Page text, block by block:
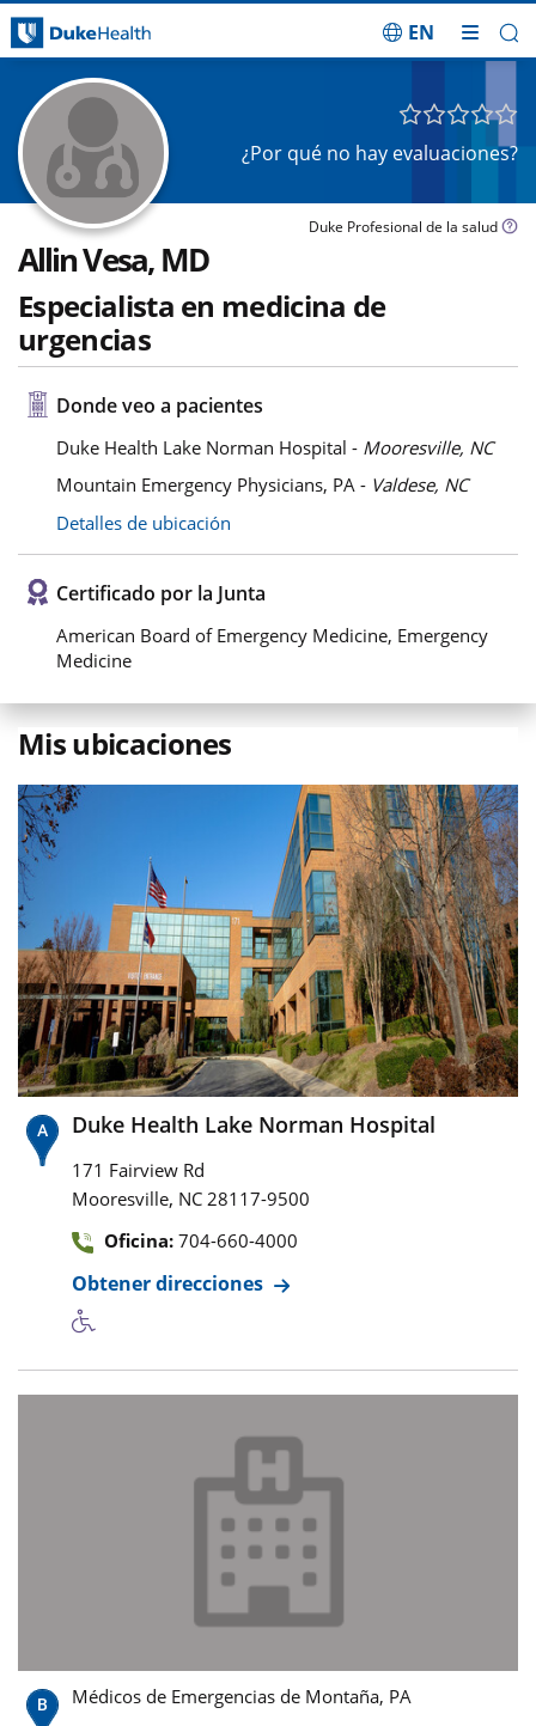
EN
¿Por qué no hay evaluaciones?
Duke Profesional de la salud
Allin Vesa, MD
Especialista en medicina de
urgencias
Donde veo a pacientes
Duke Health Lake Norman Hospital - Mooresville, NC
Mountain Emergency Physicians, PA - Valdese, NC
Detalles de ubicación
Certificado por la Junta
American Board of Emergency Medicine, Emergency
Medicine
Mis ubicaciones
Duke Health Lake Norman Hospital
171 Fairview Rd
Mooresville, NC 28117-9500
Oficina: 704-660-4000
Obtener direcciones
Médicos de Emergencias de Montaña, PA